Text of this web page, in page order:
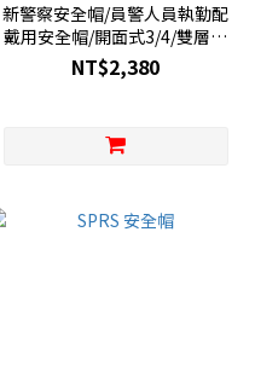
新警察安全帽/員警人員執勤配
戴用安全帽/開面式3/4/雙層鏡
片/內墨色片/墨鏡/新款堅固耐
用/警用頭盔
NT$2,380